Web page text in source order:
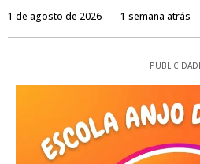
1 de agosto de 2026 1 semana atrás